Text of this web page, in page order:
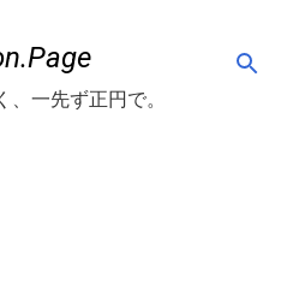
一先ず正円で。